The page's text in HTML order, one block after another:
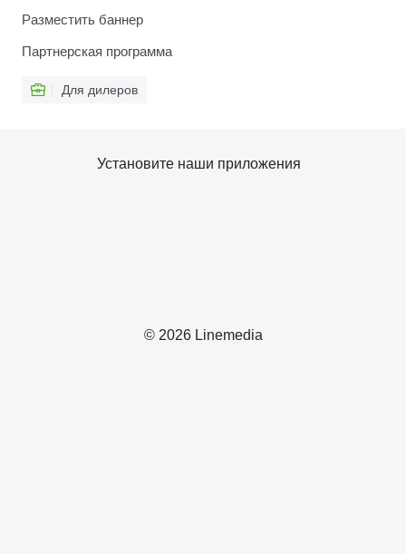
Разместить баннер
Партнерская программа
Для дилеров
© 2026 Linemedia
Установите наши приложения